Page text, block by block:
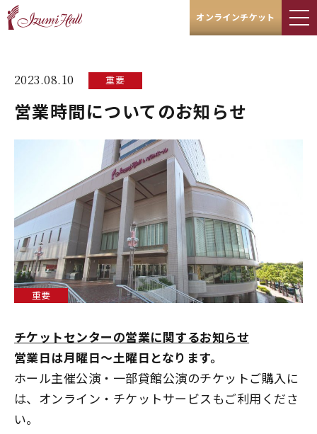
オンラインチケット
2023.08.10 重要
営業時間についてのお知らせ
重要
チケットセンターの営業に関するお知らせ
営業日は月曜日～土曜日となります。
ホール主催公演・一部貸館公演のチケットご購入に
は、オンライン・チケットサービスもご利用くださ
い。